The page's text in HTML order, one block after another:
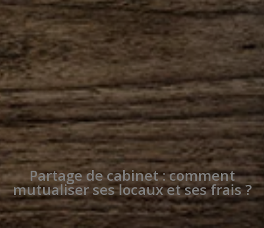
Partage de cabinet : comment
mutualiser ses locaux et ses frais ?